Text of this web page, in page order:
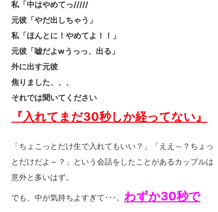
私「中はやめてっ/////
元彼「やだ出しちゃう」
私「ほんとに！やめてよ！！」
元彼「嘘だよwうっっ、出る」
外に出す元彼
焦りました、、、
それでは聞いてください
『入れてまだ30秒しか経ってない』
「ちょこっとだけ生で入れてもいい？」「ええ～？ちょっ
とだけだよ～？」という会話をしたことがあるカップルは
意外と多いはず。
でも、中が気持ちよすぎて･･･。 わずか30秒で